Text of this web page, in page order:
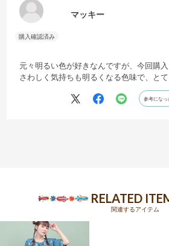
マッキー
元々明るい色が好きなんですが、今回購
さわしく気持ちも明るくなる色味で、と
参考になっ
RELATED
関連するアイテム